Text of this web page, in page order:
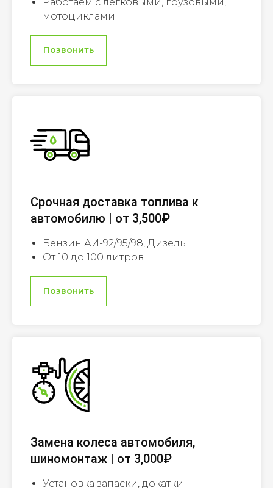
мотоциклами
Позвонить
Срочная доставка топлива к
автомобилю | от 3,500₽
Бензин АИ-92/95/98, Дизель
От 10 до 100 литров
Позвонить
Замена колеса автомобиля,
шиномонтаж | от 3,000₽
Установка запаски, докатки